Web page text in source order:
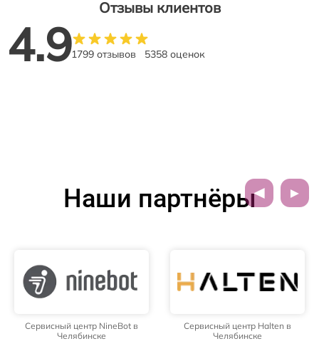
Отзывы клиентов
4.91799 отзывов 5358 оценок
Наши партнёры
Сервисный центр NineBot в
Челябинске
Сервисный центр Halten в
Челябинске